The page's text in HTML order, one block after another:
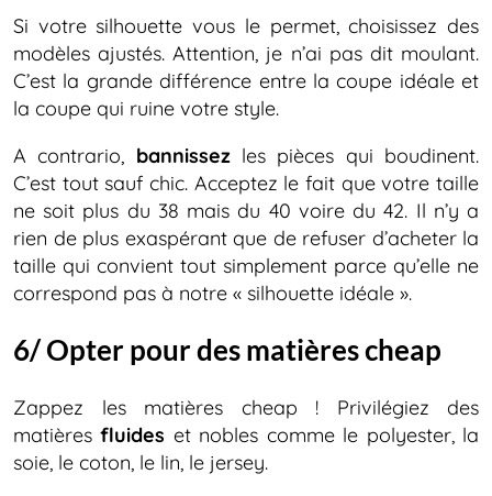
Si votre silhouette vous le permet, choisissez des
modèles ajustés. Attention, je n’ai pas dit moulant.
C’est la grande différence entre la coupe idéale et
la coupe qui ruine votre style.
A contrario, bannissezles pièces qui boudinent.
C’est tout sauf chic. Acceptez le fait que votre taille
ne soit plus du 38 mais du 40 voire du 42. Il n’y a
rien de plus exaspérant que de refuser d’acheter la
taille qui convient tout simplement parce qu’elle ne
correspond pas à notre « silhouette idéale ».
6/ Opter pour des matières cheap
Zappez les matières cheap ! Privilégiez des
matièresfluides et nobles comme le polyester, la
soie, le coton, le lin, le jersey.